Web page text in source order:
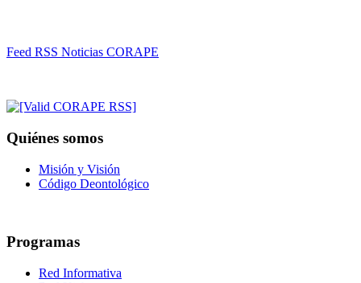
Feed RSS Noticias CORAPE
Quiénes somos
Misión y Visión
Código Deontológico
Programas
Red Informativa